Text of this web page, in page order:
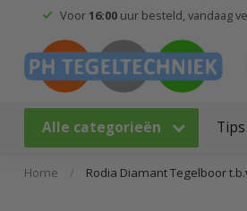
Voor16:00uur besteld, vandaag
Alle categorieën
Home / Rodia Diamant Tegelboor